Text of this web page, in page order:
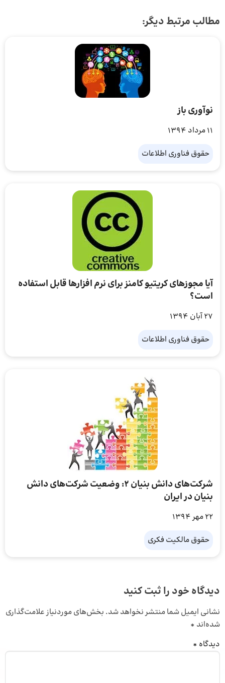
مطالب مرتبط دیگر:
نوآوری باز
11 مرداد 1394
حقوق فناوری اطلاعات
آیا مجوزهای کریتیو کامنز برای نرم افزارها قابل استفاده
است؟
27 آبان 1394
حقوق فناوری اطلاعات
شرکت‌های دانش بنیان ۲: وضعیت شرکت‌های دانش
بنیان در ایران
22 مهر 1394
حقوق مالکیت فکری
دیدگاه خود را ثبت کنید
نشانی ایمیل شما منتشر نخواهد شد. بخش‌های موردنیاز علامت‌گذاری
شده‌اند *
دیدگاه *